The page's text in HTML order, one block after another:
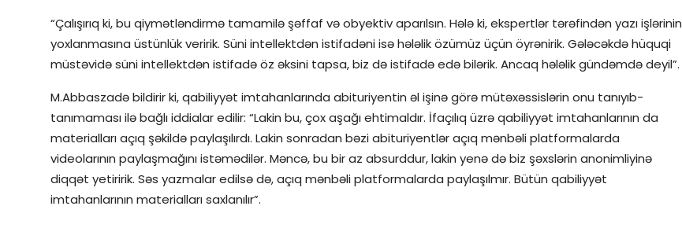
“Çalışırıq ki, bu qiymətləndirmə tamamilə şəffaf və obyektiv aparılsın. Hələ ki, ekspertlər tərəfindən yazı işlərinin
yoxlanmasına üstünlük veririk. Süni intellektdən istifadəni isə hələlik özümüz üçün öyrənirik. Gələcəkdə hüquqi
müstəvidə süni intellektdən istifadə öz əksini tapsa, biz də istifadə edə bilərik. Ancaq hələlik gündəmdə deyil”.
M.Abbaszadə bildirir ki, qabiliyyət imtahanlarında abituriyentin əl işinə görə mütəxəssislərin onu tanıyıb-
tanımaması ilə bağlı iddialar edilir: “Lakin bu, çox aşağı ehtimaldır. İfaçılıq üzrə qabiliyyət imtahanlarının da
materialları açıq şəkildə paylaşılırdı. Lakin sonradan bəzi abituriyentlər açıq mənbəli platformalarda
videolarının paylaşmağını istəmədilər. Məncə, bu bir az absurddur, lakin yenə də biz şəxslərin anonimliyinə
diqqət yetiririk. Səs yazmalar edilsə də, açıq mənbəli platformalarda paylaşılmır. Bütün qabiliyyət
imtahanlarının materialları saxlanılır”.